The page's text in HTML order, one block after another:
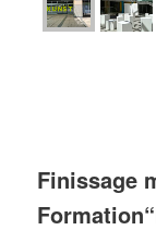
Finissage